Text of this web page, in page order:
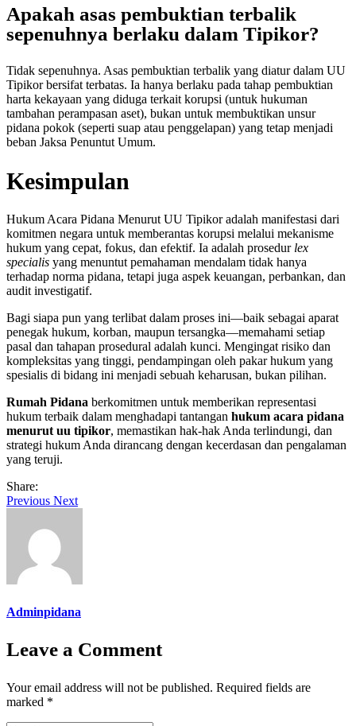
Apakah asas pembuktian terbalik
sepenuhnya berlaku dalam Tipikor?
Tidak sepenuhnya. Asas pembuktian terbalik yang diatur dalam UU
Tipikor bersifat terbatas. Ia hanya berlaku pada tahap pembuktian
harta kekayaan yang diduga terkait korupsi (untuk hukuman
tambahan perampasan aset), bukan untuk membuktikan unsur
pidana pokok (seperti suap atau penggelapan) yang tetap menjadi
beban Jaksa Penuntut Umum.
Kesimpulan
Hukum Acara Pidana Menurut UU Tipikor adalah manifestasi dari
komitmen negara untuk memberantas korupsi melalui mekanisme
hukum yang cepat, fokus, dan efektif. Ia adalah prosedur lex
specialis yang menuntut pemahaman mendalam tidak hanya
terhadap norma pidana, tetapi juga aspek keuangan, perbankan, dan
audit investigatif.
Bagi siapa pun yang terlibat dalam proses ini—baik sebagai aparat
penegak hukum, korban, maupun tersangka—memahami setiap
pasal dan tahapan prosedural adalah kunci. Mengingat risiko dan
kompleksitas yang tinggi, pendampingan oleh pakar hukum yang
spesialis di bidang ini menjadi sebuah keharusan, bukan pilihan.
Rumah Pidana berkomitmen untuk memberikan representasi
hukum terbaik dalam menghadapi tantangan hukum acara pidana
menurut uu tipikor, memastikan hak-hak Anda terlindungi, dan
strategi hukum Anda dirancang dengan kecerdasan dan pengalaman
yang teruji.
Share:
Previous Next
Adminpidana
Leave a Comment
Your email address will not be published. Required fields are
marked *